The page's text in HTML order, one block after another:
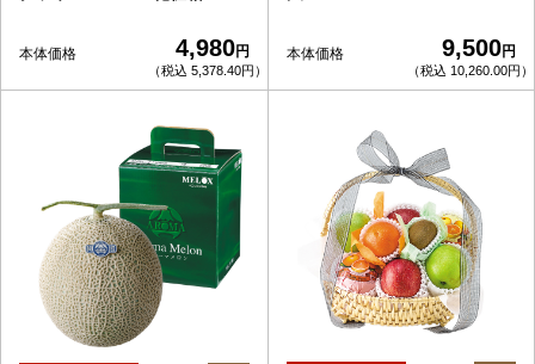
本体価格 4,980円
（税込 5,378.40円）
本体価格 9,500円
（税込 10,260.00円）